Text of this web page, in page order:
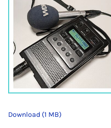
Download (1 MB)